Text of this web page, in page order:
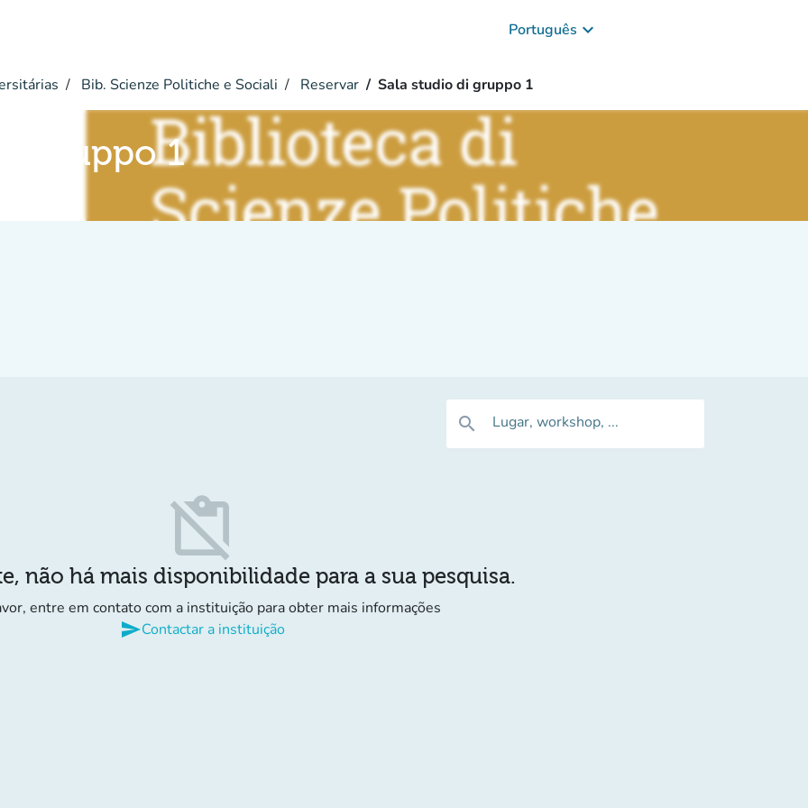
Português keyboard_arrow_down
Bib. Scienze Politiche e Sociali Reservar Sala studio di gruppo 1
gruppo 1
search Lugar, workshop, ...
content_paste_off
não há mais disponibilidade para a sua pesquisa.
entre em contato com a instituição para obter mais informações
sendContactar a instituição